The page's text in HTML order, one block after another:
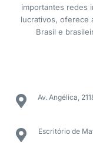
importantes redes
lucrativos, oferece
Brasil e
Av. Angélica,
Escritório de